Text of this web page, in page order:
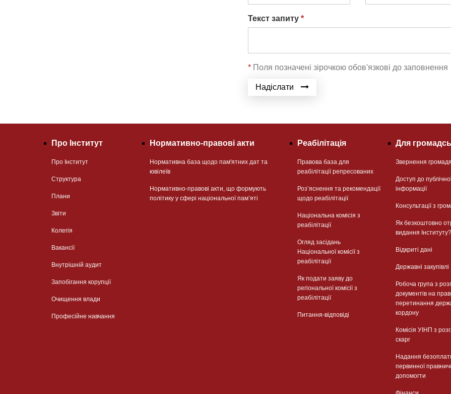
Текст запиту *
*Поля позначені зірочкою обов'язкові до заповнення
Надіслати
Про Інститут
Про Інститут
Структура
Плани
Звіти
Колегія
Вакансії
Внутрішній аудит
Запобігання корупції
Очищення влади
Професійне навчання
Нормативно-правові акти
Нормативна база щодо пам'ятних дат та
ювілеїв
Нормативно-правові акти, що формують
політику у сфері національної памʼяті
Реабілітація
Правова база для
реабілітації репресованих
Розʼяснення та рекомендації
щодо реабілітації
Національна комісія з
реабілітації
Огляд засідань
Національної комісії з
реабілітації
Як подати заяву до
регіональної комісії з
реабілітації
Питання-відповіді
Для
Звернення
Доступ до
інформації
Консультації з
Як безкоштовно
видання Інституту?
Відкриті дані
Державні закупівлі
Робоча група з
документів на
перетинання
кордону
Комісія УІНП з
скарг
Надання
первинної
допомогти